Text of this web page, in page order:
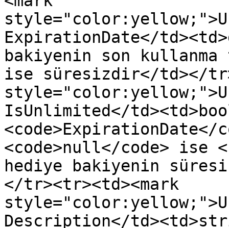
ExpirationDate</
bakiyenin son
ise süresizdir</td></
IsUnlimited</
<code>ExpirationDate</
<code>null</code> ise
hediye bakiyenin
</tr><tr><td><mark
Description</